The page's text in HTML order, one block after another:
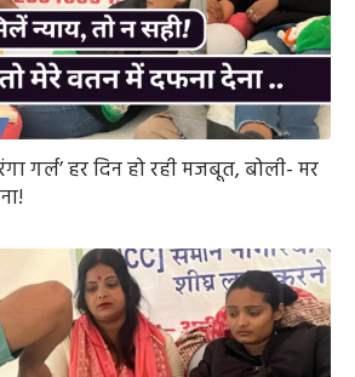
गर्ल’ हर दिन हो रही मजबूत, बोली- मर